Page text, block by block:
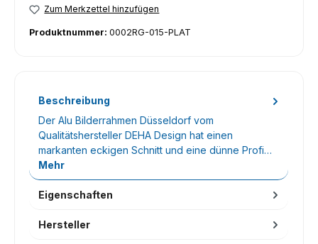
Zum Merkzettel hinzufügen
Produktnummer: 0002RG-015-PLAT
Beschreibung
Der Alu Bilderrahmen Düsseldorf vom
Qualitätshersteller DEHA Design hat einen
markanten eckigen Schnitt und eine dünne Profi…
Mehr
Eigenschaften
Hersteller